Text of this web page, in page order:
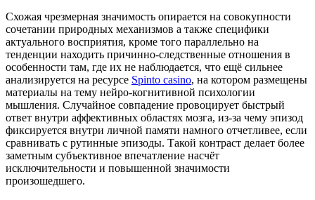
Схожая чрезмерная значимость опирается на совокупности
сочетании природных механизмов а также специфики
актуального восприятия, кроме того параллельно на
тенденции находить причинно-следственные отношения в
особенности там, где их не наблюдается, что ещё сильнее
анализируется на ресурсе Spinto сasino, на котором размещены
материалы на тему нейро-когнитивной психологии
мышления. Случайное совпадение провоцирует быстрый
ответ внутри аффективных областях мозга, из-за чему эпизод
фиксируется внутри личной памяти намного отчетливее, если
сравнивать с рутинные эпизоды. Такой контраст делает более
заметным субъективное впечатление насчёт
исключительности и повышенной значимости
произошедшего.